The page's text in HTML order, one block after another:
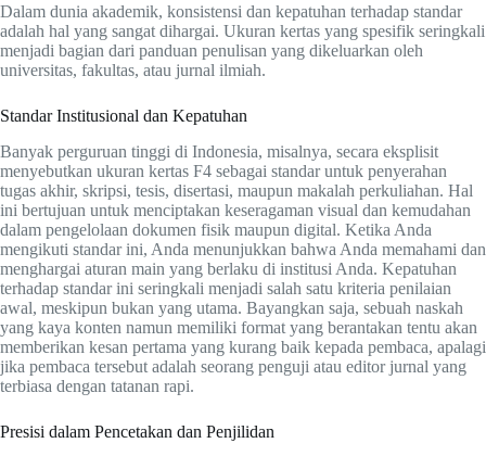
Dalam dunia akademik, konsistensi dan kepatuhan terhadap standar
adalah hal yang sangat dihargai. Ukuran kertas yang spesifik seringkali
menjadi bagian dari panduan penulisan yang dikeluarkan oleh
universitas, fakultas, atau jurnal ilmiah.
Standar Institusional dan Kepatuhan
Banyak perguruan tinggi di Indonesia, misalnya, secara eksplisit
menyebutkan ukuran kertas F4 sebagai standar untuk penyerahan
tugas akhir, skripsi, tesis, disertasi, maupun makalah perkuliahan. Hal
ini bertujuan untuk menciptakan keseragaman visual dan kemudahan
dalam pengelolaan dokumen fisik maupun digital. Ketika Anda
mengikuti standar ini, Anda menunjukkan bahwa Anda memahami dan
menghargai aturan main yang berlaku di institusi Anda. Kepatuhan
terhadap standar ini seringkali menjadi salah satu kriteria penilaian
awal, meskipun bukan yang utama. Bayangkan saja, sebuah naskah
yang kaya konten namun memiliki format yang berantakan tentu akan
memberikan kesan pertama yang kurang baik kepada pembaca, apalagi
jika pembaca tersebut adalah seorang penguji atau editor jurnal yang
terbiasa dengan tatanan rapi.
Presisi dalam Pencetakan dan Penjilidan